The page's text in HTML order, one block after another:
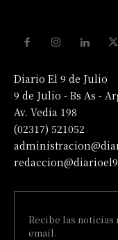
Diario El 9 de Julio
9 de Julio - Bs As -
Av. Vedia 198
(02317) 521052
Recibe las noticias
email.